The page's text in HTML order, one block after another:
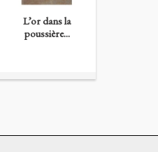
L’or dans la
poussière...